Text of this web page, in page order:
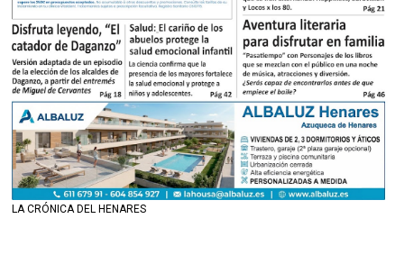
LA CRÓNICA DEL HENARES